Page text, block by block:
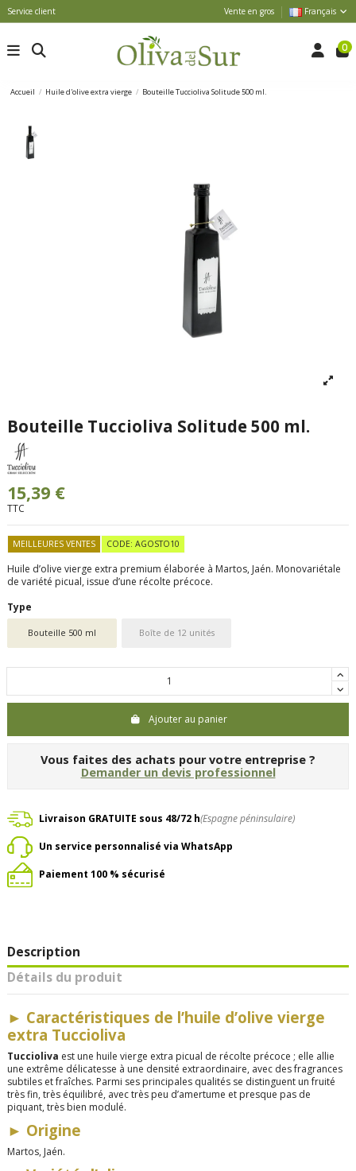
Service client Vente en gros Français
0
Accueil Huile d'olive extra vierge Bouteille Tuccioliva Solitude 500 ml.
Bouteille Tuccioliva Solitude 500 ml.
15,39 €
TTC
MEILLEURES VENTES CODE: AGOSTO10
Huile d’olive vierge extra premium élaborée à Martos, Jaén. Monovariétale
de variété picual, issue d’une récolte précoce.
Type
Bouteille 500 ml Boîte de 12 unités
Ajouter au panier
Vous faites des achats pour votre entreprise ?
Demander un devis professionnel
Livraison GRATUITE sous 48/72 h(Espagne péninsulaire)
Un service personnalisé via WhatsApp
Paiement 100 % sécurisé
Description
Détails du produit
► Caractéristiques de l’huile d’olive vierge
extra Tuccioliva
Tuccioliva est une huile vierge extra picual de récolte précoce ; elle allie
une extrême délicatesse à une densité extraordinaire, avec des fragrances
subtiles et fraîches. Parmi ses principales qualités se distinguent un fruité
très fin, très équilibré, avec très peu d’amertume et presque pas de
piquant, très bien modulé.
► Origine
Martos, Jaén.